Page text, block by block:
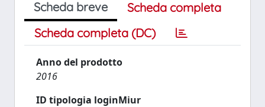
Scheda breve
Scheda completa
Scheda completa (DC)
Anno del prodotto
2016
ID tipologia loginMiur